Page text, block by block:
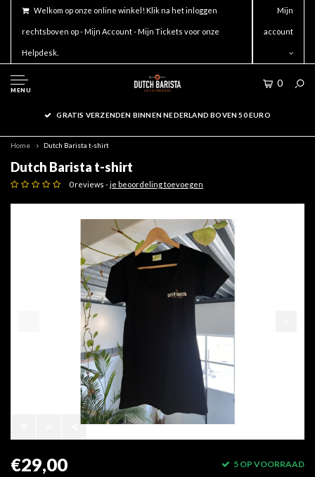
Welkom op onze online winkel! Klik na het inloggen
rechtsboven op - Mijn Account - Mijn Tickets voor onze
Helpdesk.
Mijn
account
MENU
0
GRATIS VERZENDEN BINNEN NEDERLAND BOVEN 50 EURO
Home Dutch Barista t-shirt
Dutch Barista t-shirt
0 reviews -je beoordeling toevoegen
€29,00 5 OP VOORRAAD